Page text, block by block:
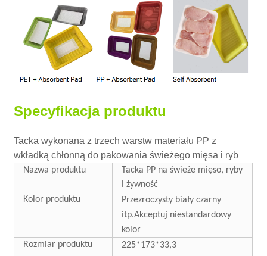
Specyfikacja produktu
Tacka wykonana z trzech warstw materiału PP z
wkładką chłonną do pakowania świeżego mięsa i ryb
Nazwa produktu
Tacka PP na świeże mięso, ryby
i żywność
Kolor produktu
Przezroczysty biały czarny
itp.Akceptuj niestandardowy
kolor
Rozmiar produktu
225*173*33,3